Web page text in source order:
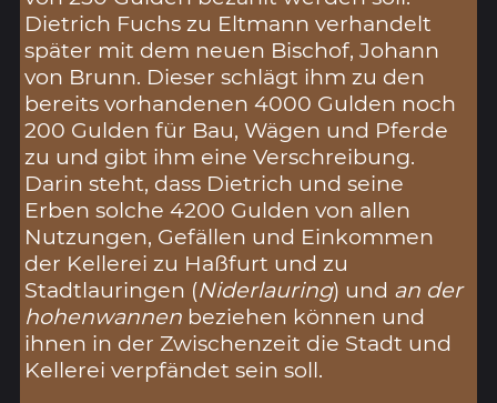
Dietrich Fuchs zu Eltmann verhandelt
später mit dem neuen Bischof, Johann
von Brunn. Dieser schlägt ihm zu den
bereits vorhandenen 4000 Gulden noch
200 Gulden für Bau, Wägen und Pferde
zu und gibt ihm eine Verschreibung.
Darin steht, dass Dietrich und seine
Erben solche 4200 Gulden von allen
Nutzungen, Gefällen und Einkommen
der Kellerei zu Haßfurt und zu
Stadtlauringen (Niderlauring) und an der
hohenwannen beziehen können und
ihnen in der Zwischenzeit die Stadt und
Kellerei verpfändet sein soll.